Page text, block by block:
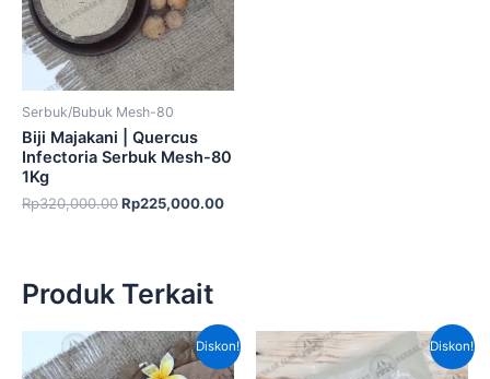
Serbuk/Bubuk Mesh-80
Biji Majakani | Quercus
Infectoria Serbuk Mesh-80
1Kg
Rp320,000.00Rp225,000.00
Produk Terkait
Diskon!
Harga
aslinya
adalah:
Harga
saat
ini
Diskon!
Harga
aslinya
adalah:
Harga
saat
ini